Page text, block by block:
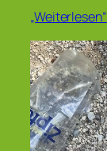
„Weiterlesen“